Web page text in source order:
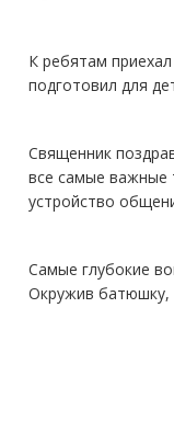
К ребятам
подготовил для
Священник
все самые важные
устройство
Самые глубокие
Окружив батюшку,